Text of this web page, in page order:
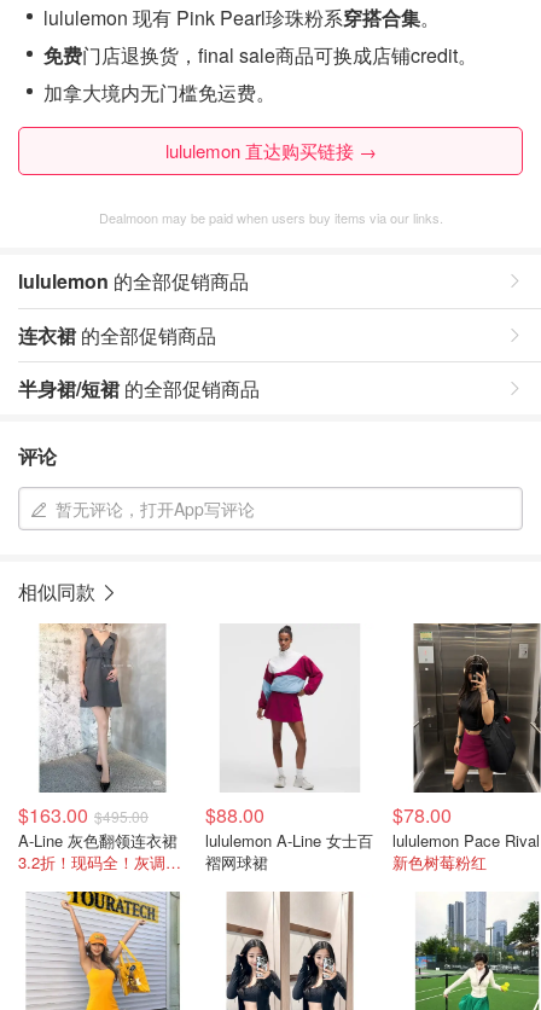
lululemon 现有 Pink Pearl珍珠粉系穿搭合集。
免费门店退换货，final sale商品可换成店铺credit。
加拿大境内无门槛免运费。
lululemon 直达购买链接 →
Dealmoon may be paid when users buy items via our links.
lululemon 的全部促销商品
连衣裙 的全部促销商品
半身裙/短裙 的全部促销商品
评论
暂无评论，打开App写评论
相似同款
$163.00 $495.00
A-Line 灰色翻领连衣裙
3.2折！现码全！灰调气质拉满
$88.00
lululemon A-Line 女士百
褶网球裙
$78.00
新色树莓粉红